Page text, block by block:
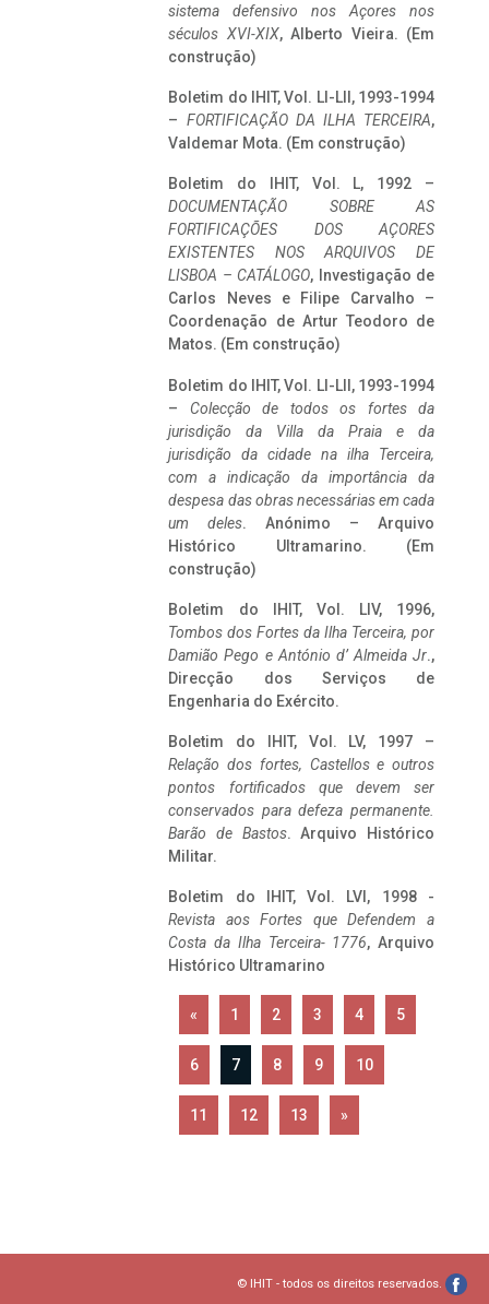
sistema defensivo nos Açores nos
séculos XVI-XIX, Alberto Vieira. (Em
construção)
Boletim do IHIT, Vol. LI-LII, 1993-1994
– FORTIFICAÇÃO DA ILHA TERCEIRA,
Valdemar Mota. (Em construção)
Boletim do IHIT, Vol. L, 1992 –
DOCUMENTAÇÃO SOBRE AS
FORTIFICAÇÕES DOS AÇORES
EXISTENTES NOS ARQUIVOS DE
LISBOA – CATÁLOGO, Investigação de
Carlos Neves e Filipe Carvalho –
Coordenação de Artur Teodoro de
Matos. (Em construção)
Boletim do IHIT, Vol. LI-LII, 1993-1994
– Colecção de todos os fortes da
jurisdição da Villa da Praia e da
jurisdição da cidade na ilha Terceira,
com a indicação da importância da
despesa das obras necessárias em cada
um deles. Anónimo – Arquivo
Histórico Ultramarino. (Em
construção)
Boletim do IHIT, Vol. LIV, 1996,
Tombos dos Fortes da Ilha Terceira, por
Damião Pego e António d’ Almeida Jr.,
Direcção dos Serviços de
Engenharia do Exército.
Boletim do IHIT, Vol. LV, 1997 –
Relação dos fortes, Castellos e outros
pontos fortificados que devem ser
conservados para defeza permanente.
Barão de Bastos. Arquivo Histórico
Militar.
Boletim do IHIT, Vol. LVI, 1998 -
Revista aos Fortes que Defendem a
Costa da Ilha Terceira- 1776, Arquivo
Histórico Ultramarino
« 1 2 3 4 5
6 7 8 9 10
11 12 13 »
© IHIT - todos os direitos reservados.